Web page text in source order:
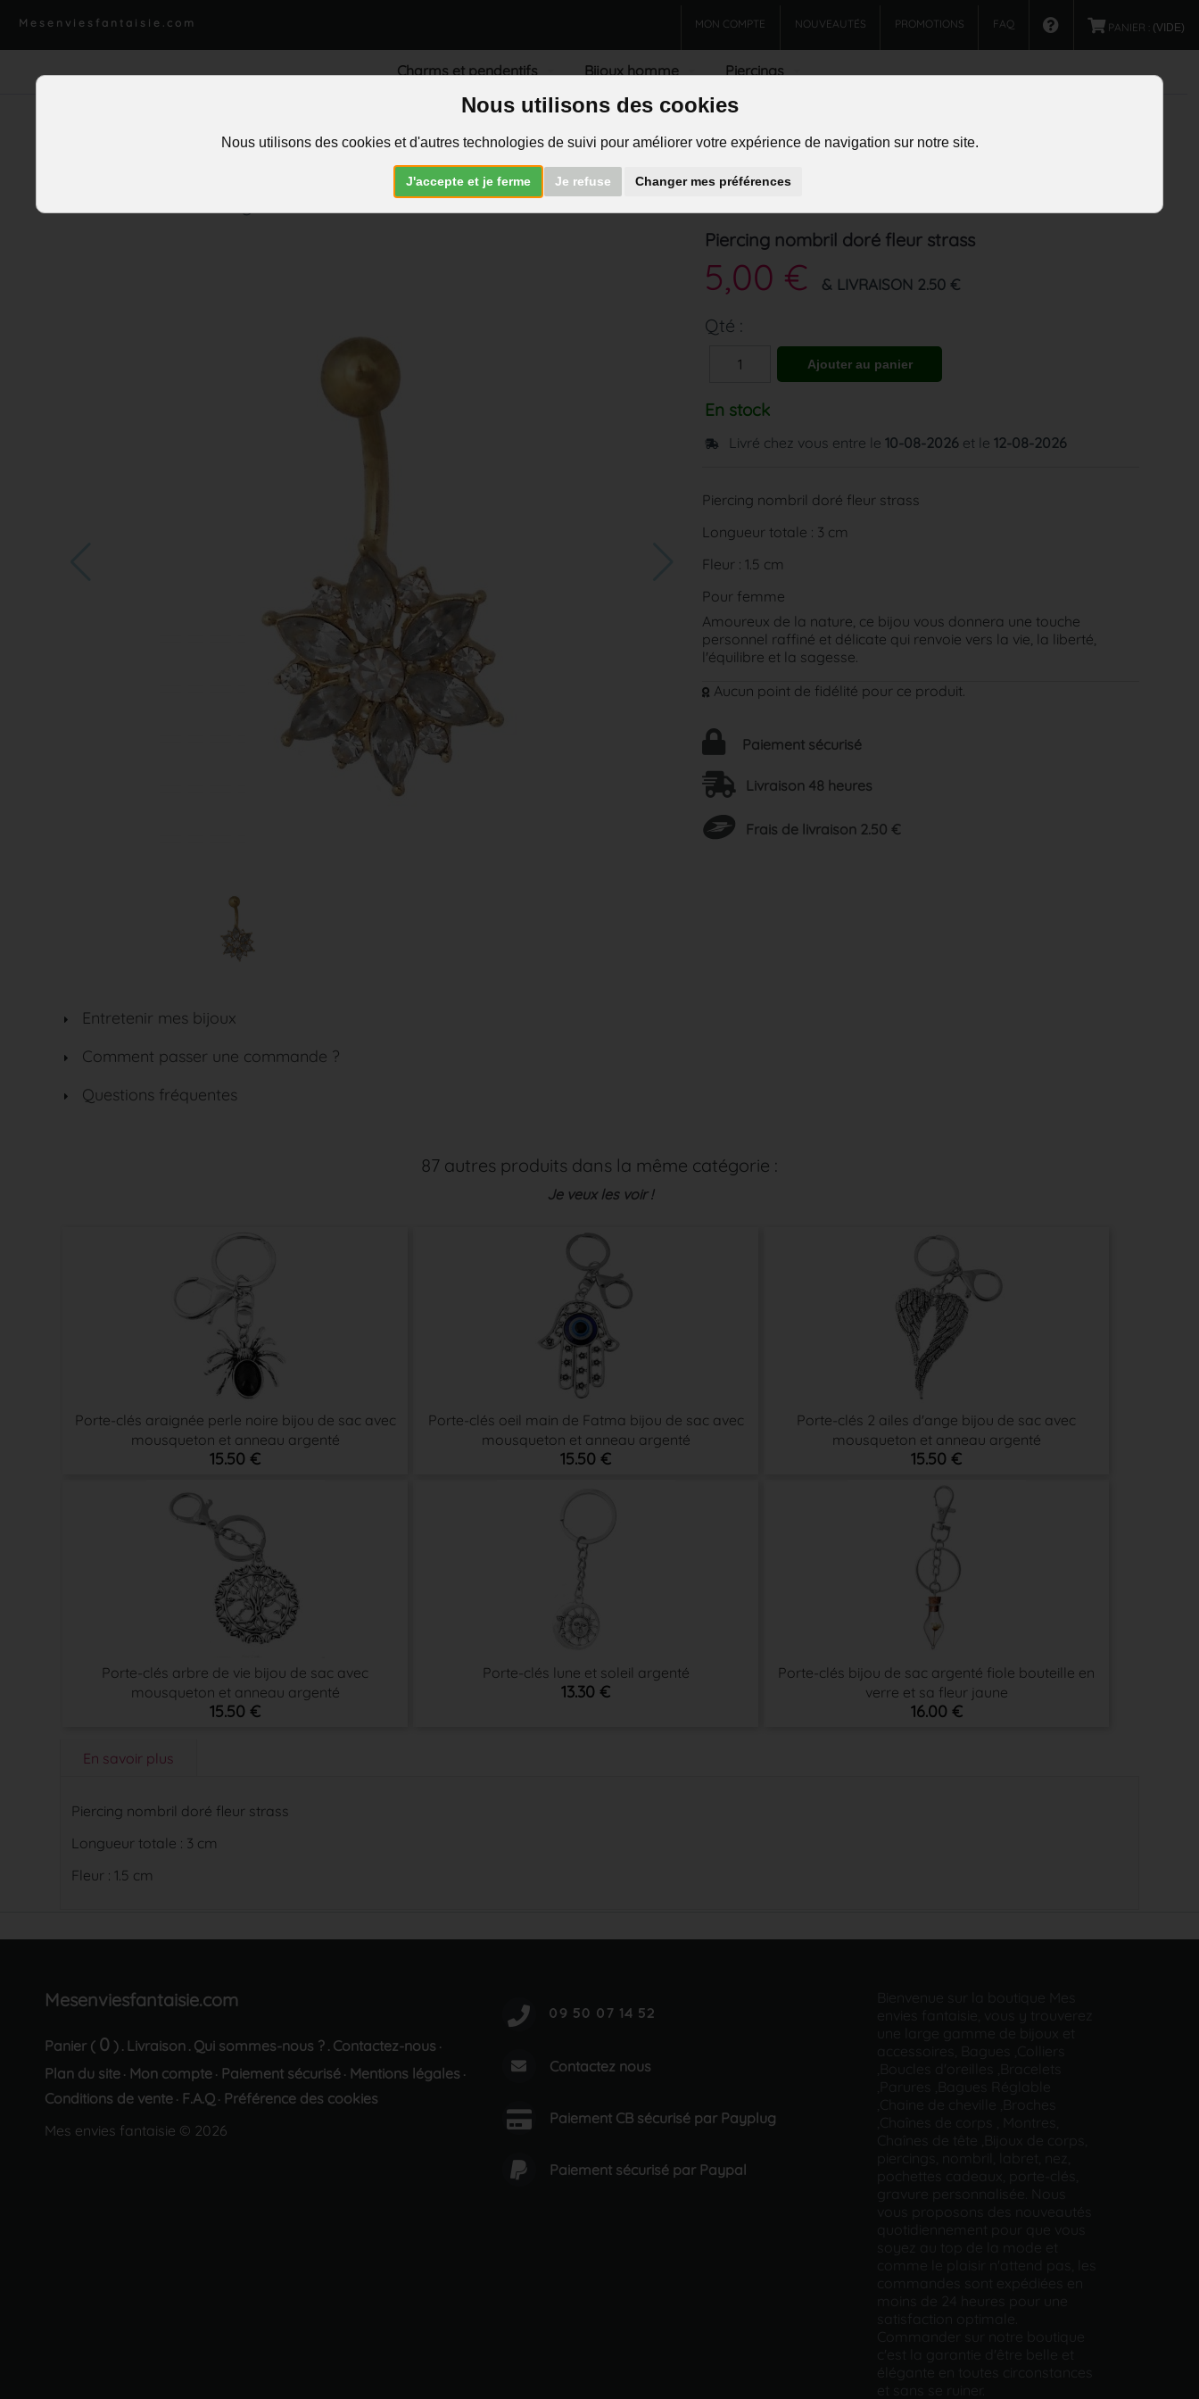
Nous utilisons des cookies
Nous utilisons des cookies et d'autres technologies de suivi pour améliorer votre expérience de navigation sur notre site.
J'accepte et je ferme Je refuse Changer mes préférences
Mesenviesfantaisie.com MON COMPTE NOUVEAUTÉS PROMOTIONS FAQ PANIER : (VIDE)
Charms et pendentifs Bijoux homme Piercings
Entretenir mes bijoux
Comment passer une commande ?
Questions fréquentes
Piercing nombril doré fleur strass
5,00 € & LIVRAISON 2.50 €
Qté :
En stock
Livré chez vous entre le10-08-2026 et le12-08-2026
Piercing nombril doré fleur strass
Longueur totale : 3 cm
Fleur : 1.5 cm
Pour femme
Amoureux de la nature, ce bijou vous donnera une touche
personnel raffiné et délicate qui renvoie vers la vie, la liberté,
l'équilibre et la sagesse.
Aucun point de fidélité pour ce produit.
Paiement sécurisé
Livraison 48 heures
Frais de livraison 2.50 €
87 autres produits dans la même catégorie :
Je veux les voir !
Porte-clés araignée perle noire bijou de sac avec
mousqueton et anneau argenté
15.50 €
Porte-clés oeil main de Fatma bijou de sac avec
mousqueton et anneau argenté
15.50 €
Porte-clés 2 ailes d'ange bijou de sac avec
mousqueton et anneau argenté
15.50 €
Porte-clés arbre de vie bijou de sac avec
mousqueton et anneau argenté
15.50 €
Porte-clés lune et soleil argenté
13.30 €
Porte-clés bijou de sac argenté fiole bouteille en
verre et sa fleur jaune
16.00 €
En savoir plus
Piercing nombril doré fleur strass
Longueur totale : 3 cm
Fleur : 1.5 cm
Mesenviesfantaisie.com
Panier ( 0 ) . Livraison . Qui sommes-nous ? . Contactez-nous ·
Plan du site · Mon compte · Paiement sécurisé · Mentions légales ·
Conditions de vente · F.A.Q · Préférence des cookies
Mes envies fantaisie © 2026
Contactez nous
Paiement CB sécurisé par Payplug
Paiement sécurisé par Paypal